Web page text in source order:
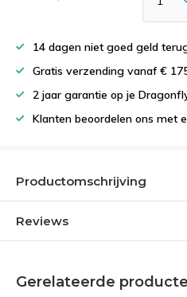
14 dagen niet goed geld
Gratis verzending vanaf €
2 jaar garantie op je
Klanten beoordelen ons met
Productomschrijving
Reviews
Gerelateerde